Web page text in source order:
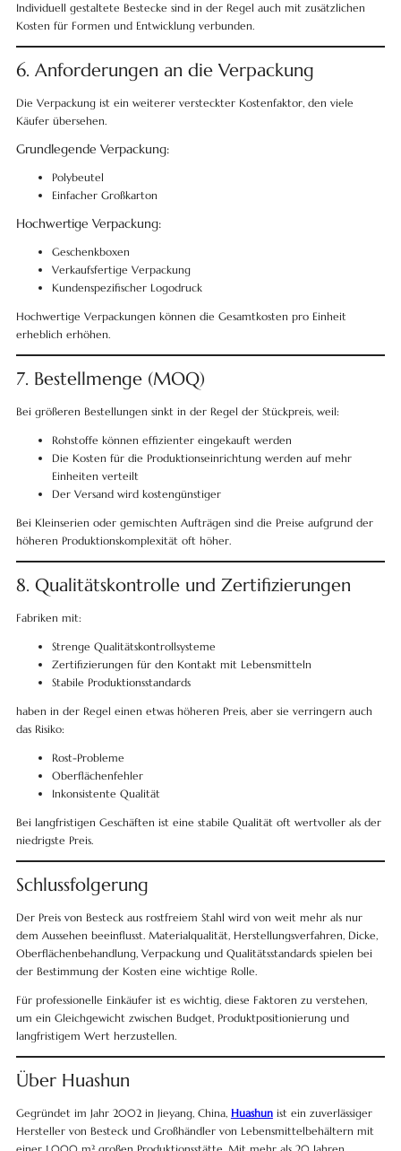
Individuell gestaltete Bestecke sind in der Regel auch mit zusätzlichen
Kosten für Formen und Entwicklung verbunden.
6. Anforderungen an die Verpackung
Die Verpackung ist ein weiterer versteckter Kostenfaktor, den viele
Käufer übersehen.
Grundlegende Verpackung:
Polybeutel
Einfacher Großkarton
Hochwertige Verpackung:
Geschenkboxen
Verkaufsfertige Verpackung
Kundenspezifischer Logodruck
Hochwertige Verpackungen können die Gesamtkosten pro Einheit
erheblich erhöhen.
7. Bestellmenge (MOQ)
Bei größeren Bestellungen sinkt in der Regel der Stückpreis, weil:
Rohstoffe können effizienter eingekauft werden
Die Kosten für die Produktionseinrichtung werden auf mehr
Einheiten verteilt
Der Versand wird kostengünstiger
Bei Kleinserien oder gemischten Aufträgen sind die Preise aufgrund der
höheren Produktionskomplexität oft höher.
8. Qualitätskontrolle und Zertifizierungen
Fabriken mit:
Strenge Qualitätskontrollsysteme
Zertifizierungen für den Kontakt mit Lebensmitteln
Stabile Produktionsstandards
haben in der Regel einen etwas höheren Preis, aber sie verringern auch
das Risiko:
Rost-Probleme
Oberflächenfehler
Inkonsistente Qualität
Bei langfristigen Geschäften ist eine stabile Qualität oft wertvoller als der
niedrigste Preis.
Schlussfolgerung
Der Preis von Besteck aus rostfreiem Stahl wird von weit mehr als nur
dem Aussehen beeinflusst. Materialqualität, Herstellungsverfahren, Dicke,
Oberflächenbehandlung, Verpackung und Qualitätsstandards spielen bei
der Bestimmung der Kosten eine wichtige Rolle.
Für professionelle Einkäufer ist es wichtig, diese Faktoren zu verstehen,
um ein Gleichgewicht zwischen Budget, Produktpositionierung und
langfristigem Wert herzustellen.
Über Huashun
Gegründet im Jahr 2002 in Jieyang, China, Huashunist ein zuverlässiger
Hersteller von Besteck und Großhändler von Lebensmittelbehältern mit